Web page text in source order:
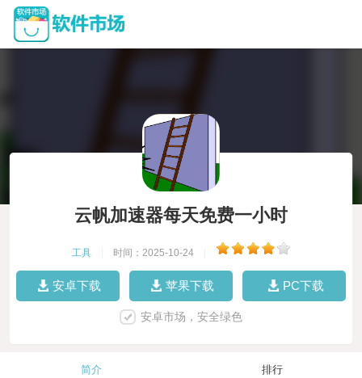
云帆加速器每天免费一小时
工具 时间：2025-10-24
安卓下载 苹果下载 PC下载
安卓市场，安全绿色
简介 排行